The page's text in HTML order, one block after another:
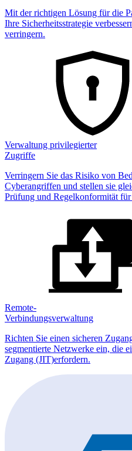
Mit der richtigen Lösung für die
Ihre Sicherheitsstrategie
verringern.
Verwaltung privilegierter
Zugriffe
Verringern Sie das Risiko von
Cyberangriffen und stellen sie
Prüfung und Regelkonformität
Remote-
Verbindungsverwaltung
Richten Sie einen sicheren
segmentierte Netzwerke ein, die
Zugang (JIT)erfordern.